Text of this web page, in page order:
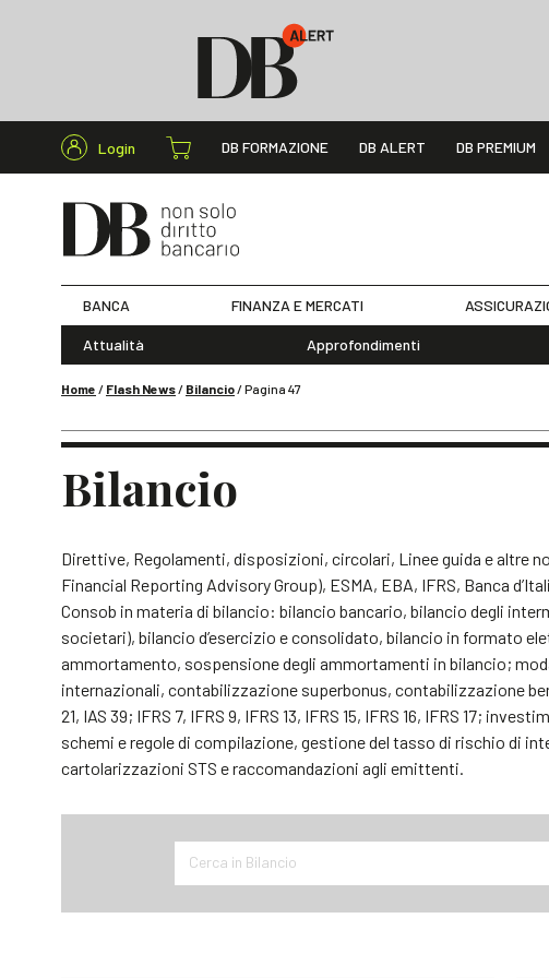
Login DB FORMAZIONE DB ALERT DB PREMIUM
BANCA FINANZA E MERCATI
Attualità Approfondimenti
Home / Flash News/ Bilancio/Pagina 47
Bilancio
Direttive, Regolamenti, disposizioni, circolari, Linee guida e altre
Financial Reporting Advisory Group), ESMA, EBA, IFRS, Banca
Consob in materia di bilancio: bilancio bancario, bilancio degli
societari), bilancio d’esercizio e consolidato, bilancio in formato
ammortamento, sospensione degli ammortamenti in bilancio;
internazionali, contabilizzazione superbonus, contabilizzazione
21, IAS 39; IFRS 7, IFRS 9, IFRS 13, IFRS 15, IFRS 16, IFRS 17;
schemi e regole di compilazione, gestione del tasso di rischio di
cartolarizzazioni STS e raccomandazioni agli emittenti.
Cerca in Bilancio